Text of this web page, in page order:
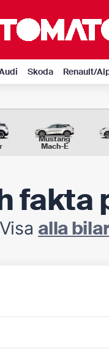
Skoda Renault/
Mustang
Mach-E
fakta
Visa alla